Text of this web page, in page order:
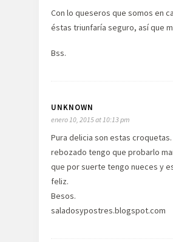
Con lo queseros que somos en
éstas triunfaría seguro, así que
Bss.
UNKNOWN
enero 10, 2015 at 10:13 pm
Pura delicia son estas croquetas.
rebozado tengo que probarlo
que por suerte tengo nueces y
feliz.
Besos.
saladosypostres.blogspot.com